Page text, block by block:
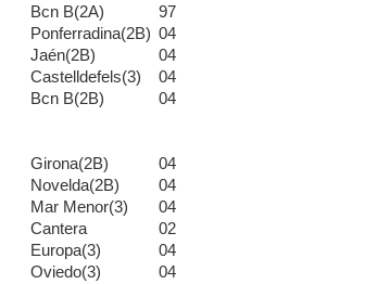
Bcn B(2A)
97
Ponferradina(2B) 04
Jaén(2B)
04
Castelldefels(3)
04
Bcn B(2B)
04
Girona(2B)
04
Novelda(2B)
04
Mar Menor(3)
04
Cantera
02
Europa(3)
04
Oviedo(3)
04